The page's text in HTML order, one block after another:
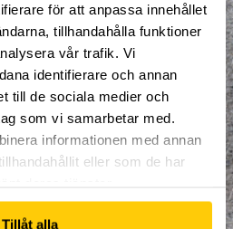
för att anpassa innehållet
tillhandahålla funktioner
vår trafik. Vi
identifierare och annan
till de sociala medier och
som vi samarbetar med.
informationen med annan
eller som de har
Tillåt alla
0